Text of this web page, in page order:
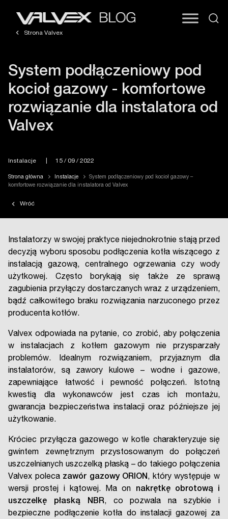
Strona Valvex
Wróć
System podłączeniowy pod
kocioł gazowy - komfortowe
rozwiązanie dla instalatora od
Valvex
Instalacje 15 / 09 / 2022
Strona główna Instalacje
System podłączeniowy pod kocioł gazowy –
komfortowe rozwiązanie dla instalatora od Valvex
Instalatorzy w swojej praktyce niejednokrotnie stają przed
decyzją wyboru sposobu podłączenia kotła wiszącego z
instalacją gazową, centralnego ogrzewania czy wody
użytkowej. Często borykają się także ze sprawą
zagubienia przyłączy dostarczanych wraz z urządzeniem,
bądź całkowitego braku rozwiązania narzuconego przez
producenta kotłów.
Valvex odpowiada na pytanie, co zrobić, aby połączenia
w instalacjach z kotłem gazowym nie przysparzały
problemów. Idealnym rozwiązaniem, przyjaznym dla
instalatorów, są zawory kulowe – wodne i gazowe,
zapewniające łatwość i pewność połączeń. Istotną
kwestią dla wykonawców jest czas ich montażu,
gwarancja bezpieczeństwa instalacji oraz późniejsze jej
użytkowanie.
Króciec przyłącza gazowego w kotle charakteryzuje się
gwintem zewnętrznym przystosowanym do połączeń
uszczelnianych uszczelką płaską – do takiego połączenia
Valvex poleca zawór gazowy ORION, który występuje w
wersji prostej i kątowej. Ma on nakrętkę obrotową i
uszczelkę płaską NBR, co pozwala na szybkie i
bezpieczne podłączenie kotła do instalacji gazowej za